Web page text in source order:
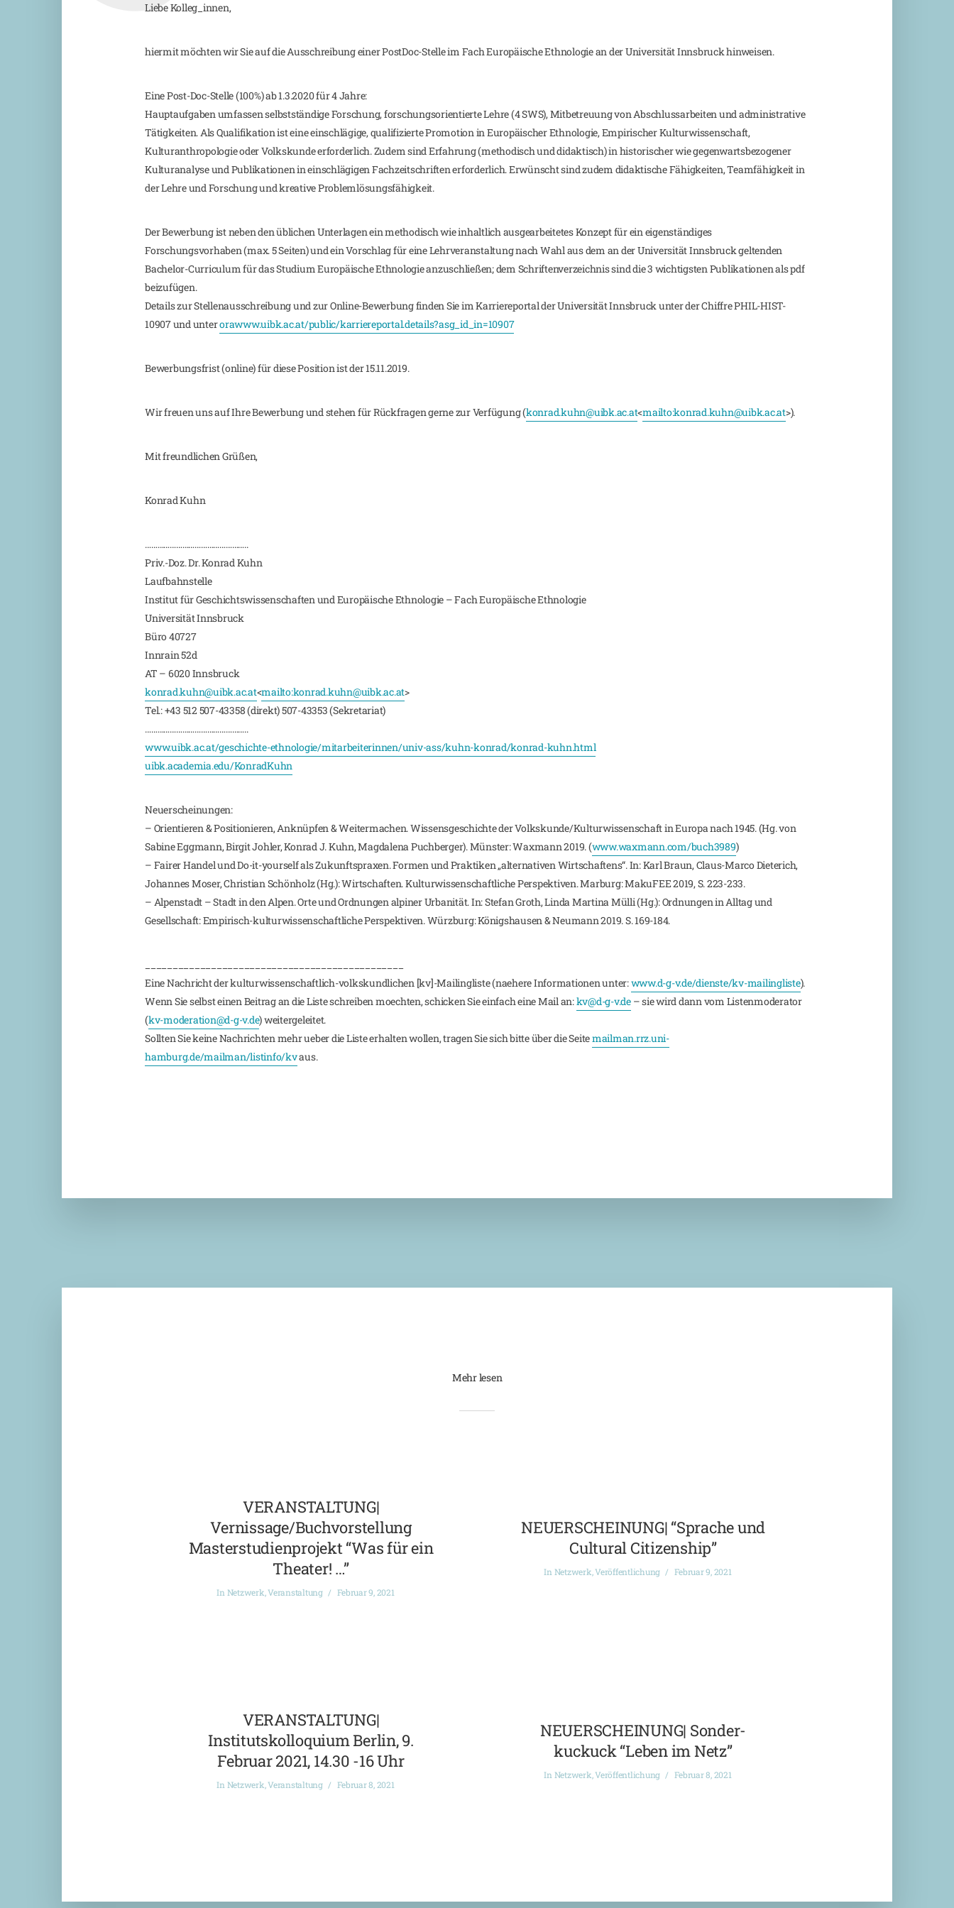
Liebe Kolleg_innen,
hiermit möchten wir Sie auf die Ausschreibung einer PostDoc-Stelle im Fach Europäische Ethnologie an der Universität Innsbruck hinweisen.
Eine Post-Doc-Stelle (100%) ab 1.3.2020 für 4 Jahre:
Hauptaufgaben umfassen selbstständige Forschung, forschungsorientierte Lehre (4 SWS), Mitbetreuung von Abschlussarbeiten und administrative
Tätigkeiten. Als Qualifikation ist eine einschlägige, qualifizierte Promotion in Europäischer Ethnologie, Empirischer Kulturwissenschaft,
Kulturanthropologie oder Volkskunde erforderlich. Zudem sind Erfahrung (methodisch und didaktisch) in historischer wie gegenwartsbezogener
Kulturanalyse und Publikationen in einschlägigen Fachzeitschriften erforderlich. Erwünscht sind zudem didaktische Fähigkeiten, Teamfähigkeit in
der Lehre und Forschung und kreative Problemlösungsfähigkeit.
Der Bewerbung ist neben den üblichen Unterlagen ein methodisch wie inhaltlich ausgearbeitetes Konzept für ein eigenständiges
Forschungsvorhaben (max. 5 Seiten) und ein Vorschlag für eine Lehrveranstaltung nach Wahl aus dem an der Universität Innsbruck geltenden
Bachelor-Curriculum für das Studium Europäische Ethnologie anzuschließen; dem Schriftenverzeichnis sind die 3 wichtigsten Publikationen als pdf
beizufügen.
Details zur Stellenausschreibung und zur Online-Bewerbung finden Sie im Karriereportal der Universität Innsbruck unter der Chiffre PHIL-HIST-
10907 und unterorawww.uibk.ac.at/public/karriereportal.details?asg_id_in=10907
Bewerbungsfrist (online) für diese Position ist der 15.11.2019.
Wir freuen uns auf Ihre Bewerbung und stehen für Rückfragen gerne zur Verfügung (konrad.kuhn@uibk.ac.at<mailto:konrad.kuhn@uibk.ac.at>).
Mit freundlichen Grüßen,
Konrad Kuhn
…………………………………………..
Priv.-Doz. Dr. Konrad Kuhn
Laufbahnstelle
Institut für Geschichtswissenschaften und Europäische Ethnologie – Fach Europäische Ethnologie
Universität Innsbruck
Büro 40727
Innrain 52d
AT – 6020 Innsbruck
konrad.kuhn@uibk.ac.at<mailto:konrad.kuhn@uibk.ac.at>
Tel.: +43 512 507-43358 (direkt) 507-43353 (Sekretariat)
…………………………………………..
www.uibk.ac.at/geschichte-ethnologie/mitarbeiterinnen/univ-ass/kuhn-konrad/konrad-kuhn.html
uibk.academia.edu/KonradKuhn
Neuerscheinungen:
– Orientieren & Positionieren, Anknüpfen & Weitermachen. Wissensgeschichte der Volkskunde/Kulturwissenschaft in Europa nach 1945. (Hg. von
Sabine Eggmann, Birgit Johler, Konrad J. Kuhn, Magdalena Puchberger). Münster: Waxmann 2019. (www.waxmann.com/buch3989)
– Fairer Handel und Do-it-yourself als Zukunftspraxen. Formen und Praktiken „alternativen Wirtschaftens“. In: Karl Braun, Claus-Marco Dieterich,
Johannes Moser, Christian Schönholz (Hg.): Wirtschaften. Kulturwissenschaftliche Perspektiven. Marburg: MakuFEE 2019, S. 223-233.
– Alpenstadt – Stadt in den Alpen. Orte und Ordnungen alpiner Urbanität. In: Stefan Groth, Linda Martina Mülli (Hg.): Ordnungen in Alltag und
Gesellschaft: Empirisch-kulturwissenschaftliche Perspektiven. Würzburg: Königshausen & Neumann 2019. S. 169-184.
Eine Nachricht der kulturwissenschaftlich-volkskundlichen [kv]-Mailingliste (naehere Informationen unter:www.d-g-v.de/dienste/kv-mailingliste).
Wenn Sie selbst einen Beitrag an die Liste schreiben moechten, schicken Sie einfach eine Mail an:kv@d-g-v.de– sie wird dann vom Listenmoderator
(kv-moderation@d-g-v.de) weitergeleitet.
Sollten Sie keine Nachrichten mehr ueber die Liste erhalten wollen, tragen Sie sich bitte über die Seitemailman.rrz.uni-
hamburg.de/mailman/listinfo/kvaus.
Mehr lesen
VERANSTALTUNG|
Vernissage/Buchvorstellung
Masterstudienprojekt “Was für ein
Theater! …”
In Netzwerk,Veranstaltung Februar 9, 2021
NEUERSCHEINUNG| “Sprache und
Cultural Citizenship”
In Netzwerk,Veröffentlichung Februar 9, 2021
VERANSTALTUNG|
Institutskolloquium Berlin, 9.
Februar 2021, 14.30 -16 Uhr
In Netzwerk,Veranstaltung Februar 8, 2021
NEUERSCHEINUNG| Sonder-
kuckuck “Leben im Netz”
In Netzwerk,Veröffentlichung Februar 8, 2021